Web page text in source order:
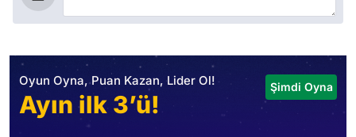
Oyun Oyna, Puan Kazan, Lider Ol!
Ayın ilk 3’ü!
Şimdi Oyna